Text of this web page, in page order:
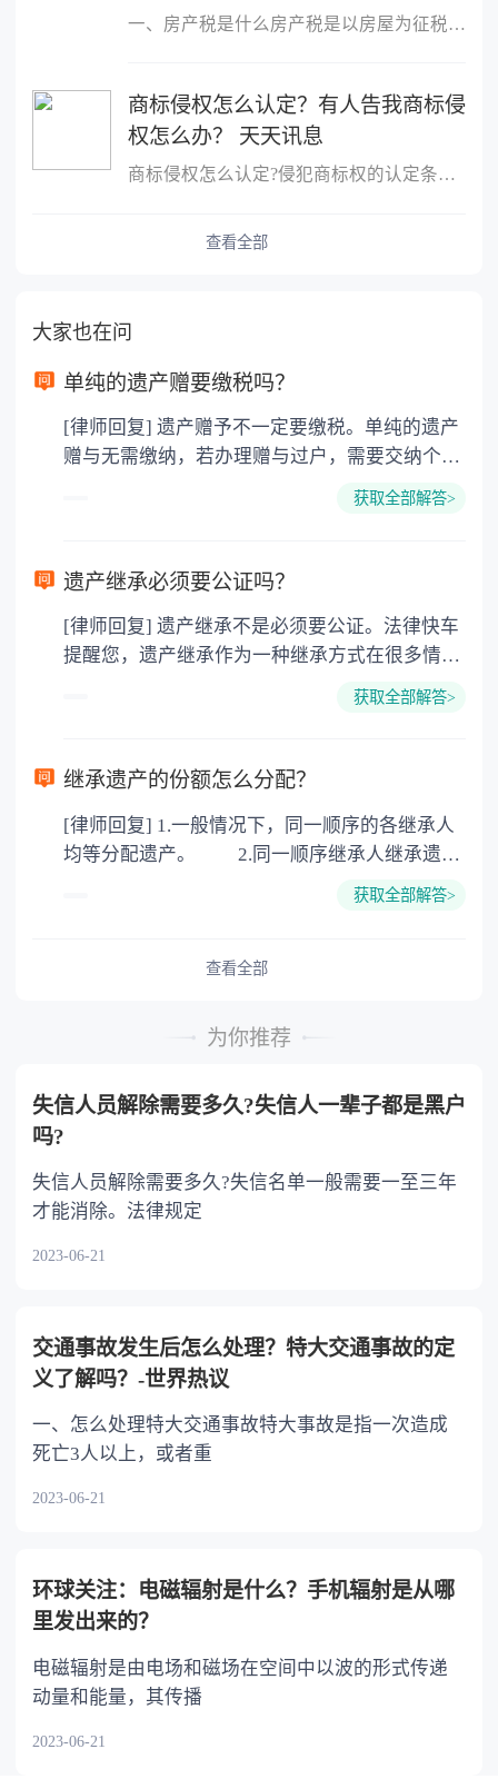
一、房产税是什么房产税是以房屋为征税对象，按房屋的计税余值或租
商标侵权怎么认定？有人告我商标侵
权怎么办？ 天天讯息
商标侵权怎么认定?侵犯商标权的认定条件是：行为人客观上实施了侵犯
查看全部
大家也在问
单纯的遗产赠要缴税吗？
[律师回复] 遗产赠予不一定要缴税。单纯的遗产
赠与无需缴纳，若办理赠与过户，需要交纳个人
所得税、契税和公证费。赠与过户是没有增值税
要缴纳公证费，具体如下： 1. 公证费：按房
3. 印花税：按房屋评估价的0.05%缴纳 4. 土
地增值税：按房价1%缴纳 5. 房屋产权登记费：
获取全部解答>
遗产继承必须要公证吗？
[律师回复] 遗产继承不是必须要公证。法律快车
提醒您，遗产继承作为一种继承方式在很多情况
下都是不需要公证的，当然，如果需要公正的也
以防对财产继承发生纠纷，可以对遗产继承进行
公证。
获取全部解答>
继承遗产的份额怎么分配？
[律师回复] 1.一般情况下，同一顺序的各继承人
均等分配遗产。 2.同一顺序继承人继承遗产
或者与被继承人共同生活的继承人，分配遗产
的继承人，不尽扶养义务的，分配遗产时，应当
获取全部解答>
查看全部
为你推荐
失信人员解除需要多久?失信人一辈子都是黑户
吗?
失信人员解除需要多久?失信名单一般需要一至三年
才能消除。法律规定
2023-06-21
交通事故发生后怎么处理？特大交通事故的定
义了解吗？-世界热议
一、怎么处理特大交通事故特大事故是指一次造成
死亡3人以上，或者重
2023-06-21
环球关注：电磁辐射是什么？手机辐射是从哪
里发出来的？
电磁辐射是由电场和磁场在空间中以波的形式传递
动量和能量，其传播
2023-06-21